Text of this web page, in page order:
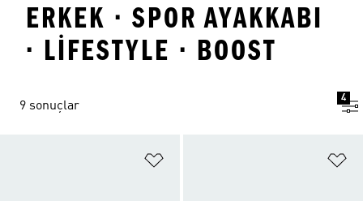
ERKEK · SPOR AYAKKABI
· LIFESTYLE · BOOST
9 sonuçlar
4